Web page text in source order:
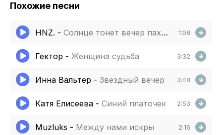
Похожие песни
HNZ. - Солнце тонет вечер пахнет летом 1:08
Гектор - Женщина судьба 3:32
Инна Вальтер - Звездный вечер 3:48
Катя Елисеева - Синий платочек 2:53
Muzluks - Между нами искры 2:16